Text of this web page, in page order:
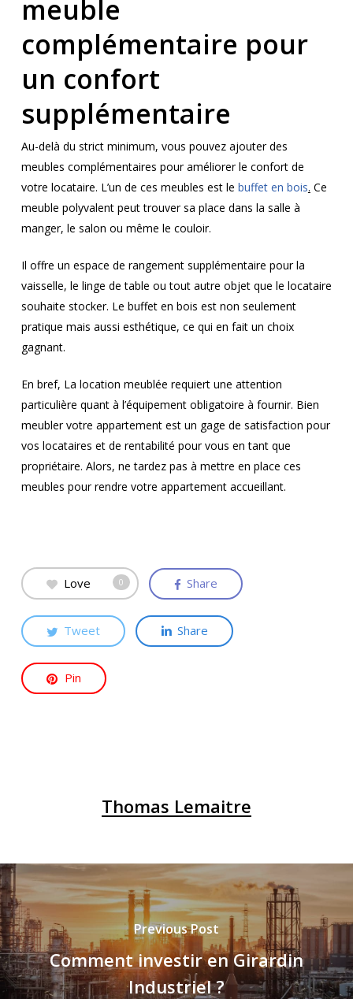
meuble
complémentaire pour
un confort
supplémentaire
Au-delà du strict minimum, vous pouvez ajouter des
meubles complémentaires pour améliorer le confort de
votre locataire. L’un de ces meubles est le buffet en bois. Ce
meuble polyvalent peut trouver sa place dans la salle à
manger, le salon ou même le couloir.
Il offre un espace de rangement supplémentaire pour la
vaisselle, le linge de table ou tout autre objet que le locataire
souhaite stocker. Le buffet en bois est non seulement
pratique mais aussi esthétique, ce qui en fait un choix
gagnant.
En bref, La location meublée requiert une attention
particulière quant à l’équipement obligatoire à fournir. Bien
meubler votre appartement est un gage de satisfaction pour
vos locataires et de rentabilité pour vous en tant que
propriétaire. Alors, ne tardez pas à mettre en place ces
meubles pour rendre votre appartement accueillant.
Love 0 Share
Tweet Share
Pin
Thomas Lemaitre
Previous Post
Comment investir en Girardin
Industriel ?